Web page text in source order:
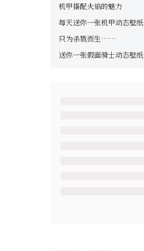
机甲搭配火焰的魅力
每天送你一张机甲动态壁纸
只为杀戮而生……
送你一张假面骑士动态壁纸